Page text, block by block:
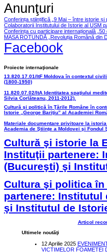
Anunţuri
Conferința științifică „9 Mai – între istorie și
Colaboratorii Institutului de Istorie al USM
Conferința cu participare internațională
MASA ROTUNDĂ „Revoluția Română din
Facebook
Proiecte internaţionale
13.820.17.01/ItF Moldova în contextul
(1800-1950)
11.820.07.02/ItA Identitatea spaţiului
Silvia Corlăteanu, 2011-2012).
Cultură şi politică în Ţările Române în
Istorie „George Bariţiu” al Academiei
Materiale documentare privitoare la
Academia de Ştiinţe a Moldovei şi Fondul
Cultură şi istorie la
Instituţii partenere:
(Bucureşti) şi
Cultura şi politica în
partenere: Institutul
şi Institutul de
Articol
Ultimele noutăţi
12 Aprilie 2025
VICTIMELOR FOAMETEI